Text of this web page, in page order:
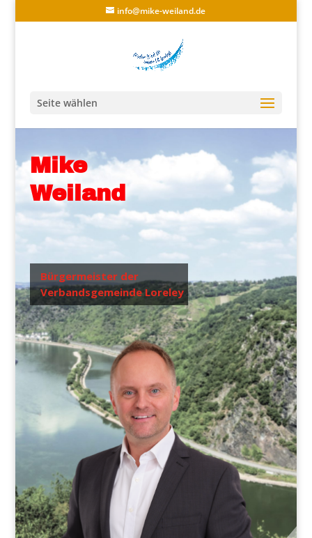
info@mike-weiland.de
Seite wählen
Mike
Weiland
Bürgermeister der
Verbandsgemeinde Loreley